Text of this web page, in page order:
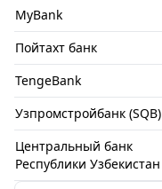
MyBank
Пойтахт банк
TengeBank
Узпромстройбанк (SQB)
Центральный банк
Республики Узбекистан